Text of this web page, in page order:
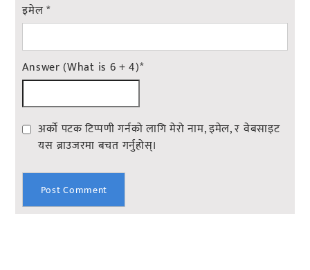
इमेल*
Answer (What is 6 + 4)*
अर्को पटक टिप्पणी गर्नको लागि मेरो नाम, इमेल, र वेबसाइट
यस ब्राउजरमा बचत गर्नुहोस्।